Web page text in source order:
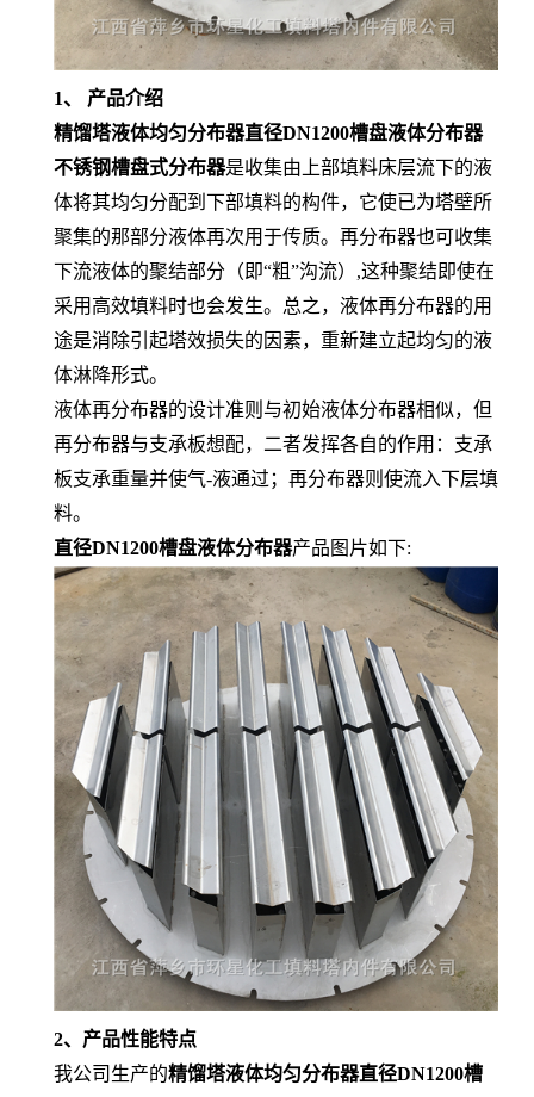
1、 产品介绍
精馏塔液体均匀分布器直径DN1200槽盘液体分布器
不锈钢槽盘式分布器是收集由上部填料床层流下的液
体将其均匀分配到下部填料的构件，它使已为塔壁所
聚集的那部分液体再次用于传质。再分布器也可收集
下流液体的聚结部分（即“粗”沟流）,这种聚结即使在
采用高效填料时也会发生。总之，液体再分布器的用
途是消除引起塔效损失的因素，重新建立起均匀的液
体淋降形式。
液体再分布器的设计准则与初始液体分布器相似，但
再分布器与支承板想配，二者发挥各自的作用：支承
板支承重量并使气-液通过；再分布器则使流入下层填
料。
直径DN1200槽盘液体分布器产品图片如下:
2、产品性能特点
我公司生产的精馏塔液体均匀分布器直径DN1200槽